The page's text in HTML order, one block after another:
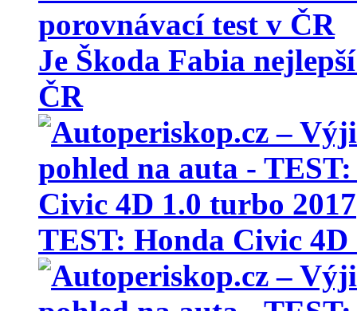
Je Škoda Fabia
ČR
TEST: Honda Civic 4D